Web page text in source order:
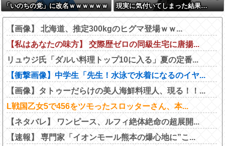
「いのちの党」に改名ｗｗｗｗｗｗ
ｗｗ
現実に気付いてしまった結果…
【画像】 北海道、推定300kgのヒグマ登場ｗｗ...
【私はあなたの味方】 交際歴ゼロの同級生宅に唐揚...
リュウジ氏「ダルい料理トップ10に入る」夏の定番...
【衝撃画像】中学生「先生！水泳で水着になるのイヤ...
【画像】タトゥーだらけの美人海鮮料理人、現る！！...
L戦国乙女5で456をツモったスロッターさん、本...
【ネタバレ】 ワンピース、ルフィ絶体絶命の超展開...
【速報】 専門家「イオンモール熊本の爆心地に”こ...